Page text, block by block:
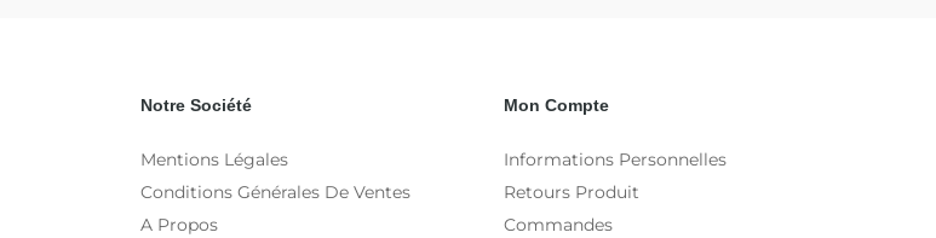
Notre Société
Mentions Légales
Conditions Générales De Ventes
A Propos
Mon Compte
Informations Personnelles
Retours Produit
Commandes